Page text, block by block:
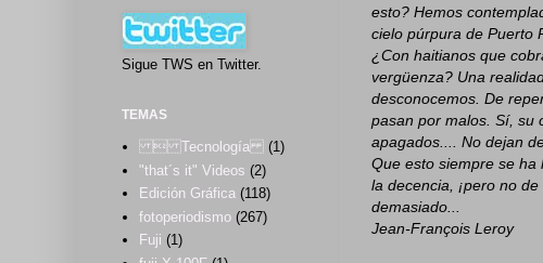
esto? Hemos
cielo púrpura de Puerto
¿Con haitianos que
vergüenza? Una
desconocemos. De
pasan por malos. Sí, su
apagados.... No dejan
Que esto siempre se
la decencia, ¡pero no
demasiado...
Jean-François Leroy
Sigue TWS en Twitter.
TEMAS
 Tecnología (1)
"that´s it" Videos (2)
Edición Gráfica (118)
fotoperiodismo (267)
Fuji (1)